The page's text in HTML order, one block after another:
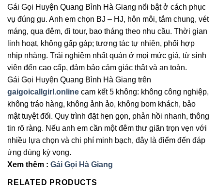
Gái Gọi Huyện Quang Bình Hà Giang nổi bật ở cách phục
vụ đúng gu. Anh em chọn BJ – HJ, hôn môi, tắm chung, vét
máng, qua đêm, đi tour, bao tháng theo nhu cầu. Thời gian
linh hoạt, không gấp gáp; tương tác tự nhiên, phối hợp
nhịp nhàng. Trải nghiệm nhất quán ở mọi mức giá, từ sinh
viên đến cao cấp, đảm bảo cảm giác thật và an toàn.
Gái Gọi Huyện Quang Bình Hà Giang trên
gaigoicallgirl.online cam kết 5 không: không công nghiệp,
không tráo hàng, không ảnh ảo, không bom khách, bảo
mật tuyệt đối. Quy trình đặt hẹn gọn, phản hồi nhanh, thông
tin rõ ràng. Nếu anh em cần một đêm thư giãn trọn vẹn với
nhiều lựa chọn và chi phí minh bạch, đây là điểm đến đáp
ứng đúng kỳ vọng.
Xem thêm : Gái Gọi Hà Giang
RELATED PRODUCTS